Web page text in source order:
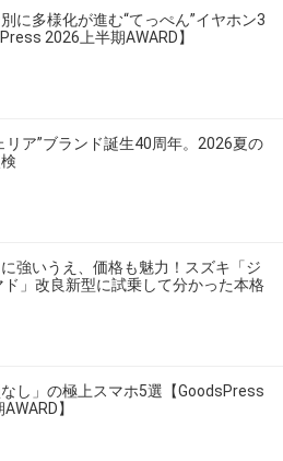
に多様化が進む“てっぺん”イヤホン3
2026上半期AWARD】
リア”ブランド誕生40周年。2026夏の
強いうえ、価格も魅力！スズキ「ジ
ド」改良新型に試乗して分かった本格
なし」の極上スマホ5選【GoodsPress
】